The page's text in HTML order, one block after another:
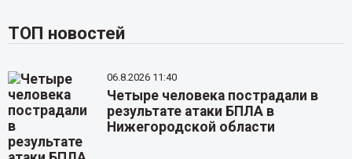
ТОП новостей
06.8.2026 11:40
Четыре человека пострадали в
результате атаки БПЛА в
Нижегородской области